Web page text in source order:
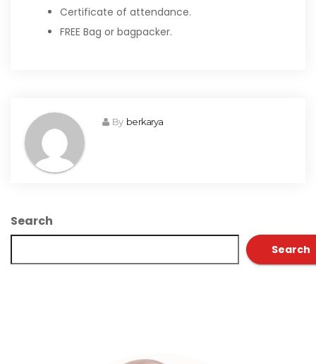
Certificate of attendance.
FREE Bag or bagpacker.
By berkarya
Search
Search